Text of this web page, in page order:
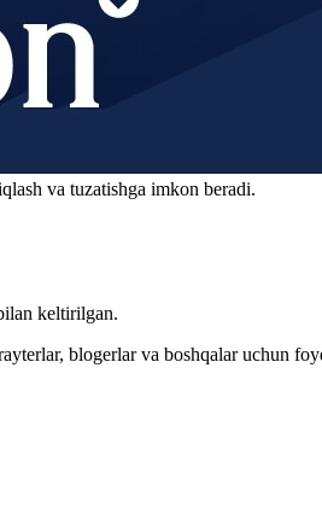
va tuzatishga imkon beradi.
keltirilgan.
blogerlar va boshqalar uchun